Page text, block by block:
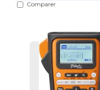
Comparer